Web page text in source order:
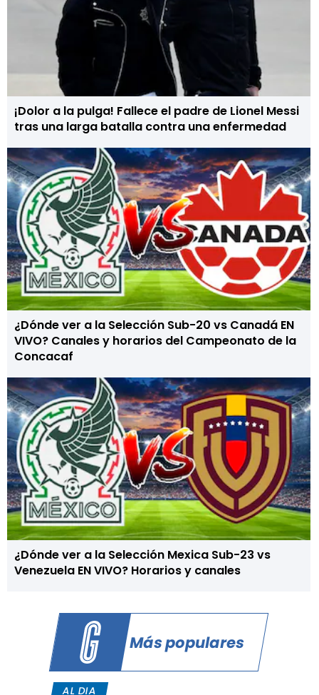
¡Dolor a la pulga! Fallece el padre de Lionel Messi
tras una larga batalla contra una enfermedad
¿Dónde ver a la Selección Sub-20 vs Canadá EN
VIVO? Canales y horarios del Campeonato de la
Concacaf
¿Dónde ver a la Selección Mexica Sub-23 vs
Venezuela EN VIVO? Horarios y canales
Más populares
AL DIA